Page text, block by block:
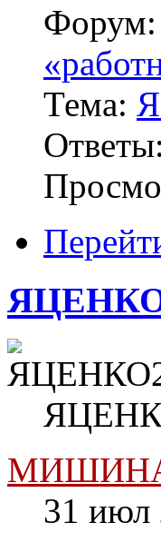
Форум:
Тема:
Ответы:
ЯЦЕНКО
31 июл